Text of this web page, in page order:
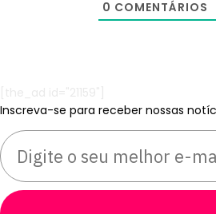
0 COMENTÁRIOS
Inscreva-se para receber nossas